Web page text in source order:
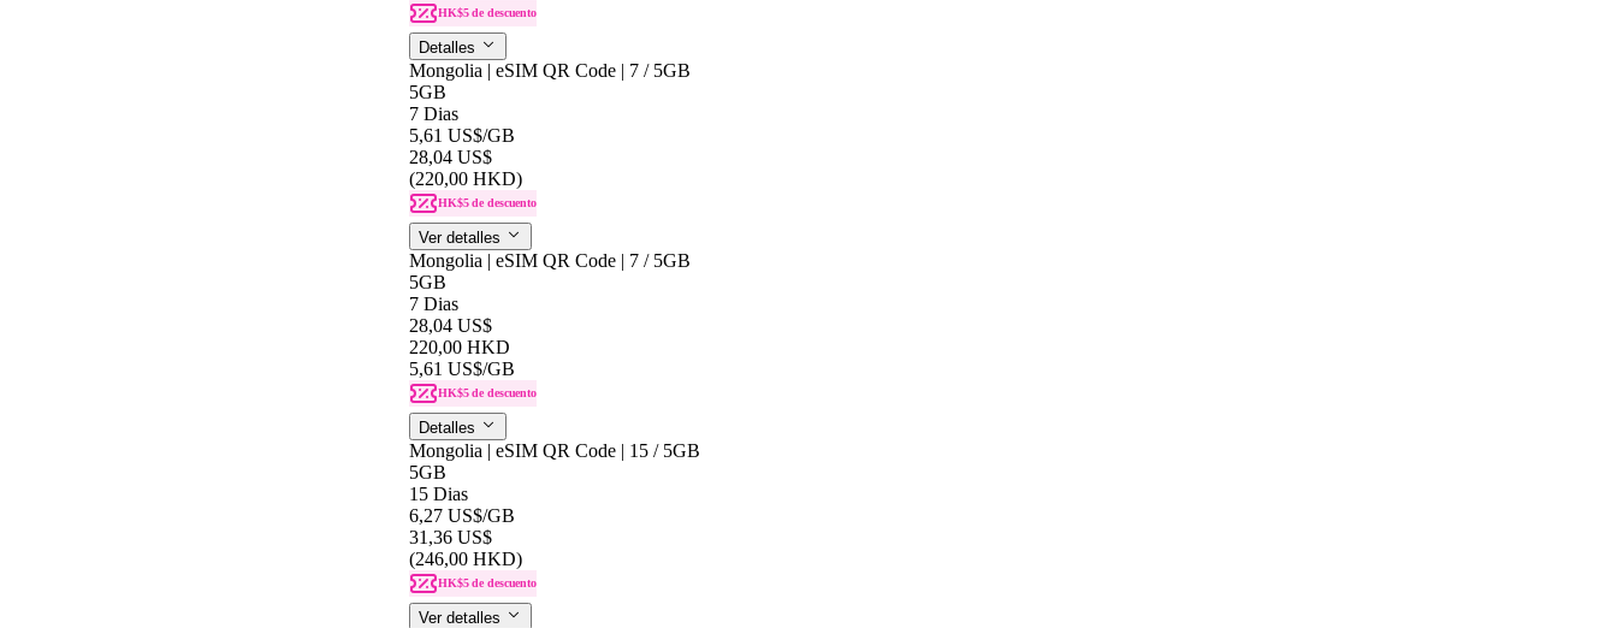
HK$5 de descuento
Detalles
Mongolia | eSIM QR Code | 7 / 5GB
5GB
7 Dias
5,61 US$/GB
28,04 US$
(220,00 HKD)
HK$5 de descuento
Ver detalles
Mongolia | eSIM QR Code | 7 / 5GB
5GB
7 Dias
28,04 US$
220,00 HKD
5,61 US$/GB
HK$5 de descuento
Detalles
Mongolia | eSIM QR Code | 15 / 5GB
5GB
15 Dias
6,27 US$/GB
31,36 US$
(246,00 HKD)
HK$5 de descuento
Ver detalles